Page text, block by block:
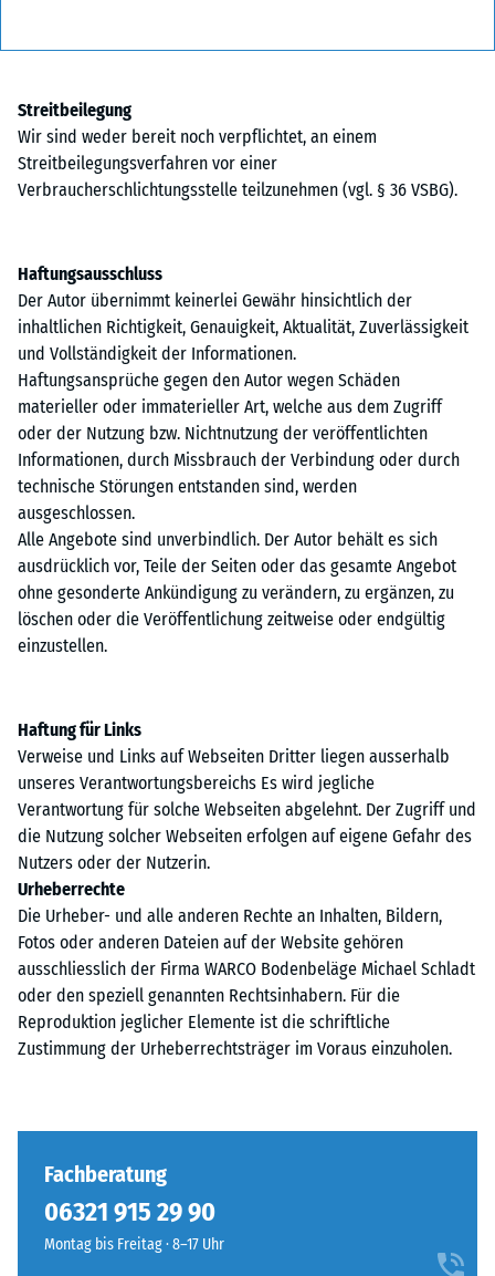
Streitbeilegung
Wir sind weder bereit noch verpflichtet, an einem
Streitbeilegungsverfahren vor einer
Verbraucherschlichtungsstelle teilzunehmen (vgl. § 36 VSBG).
Haftungsausschluss
Der Autor übernimmt keinerlei Gewähr hinsichtlich der
inhaltlichen Richtigkeit, Genauigkeit, Aktualität, Zuverlässigkeit
und Vollständigkeit der Informationen.
Haftungsansprüche gegen den Autor wegen Schäden
materieller oder immaterieller Art, welche aus dem Zugriff
oder der Nutzung bzw. Nichtnutzung der veröffentlichten
Informationen, durch Missbrauch der Verbindung oder durch
technische Störungen entstanden sind, werden
ausgeschlossen.
Alle Angebote sind unverbindlich. Der Autor behält es sich
ausdrücklich vor, Teile der Seiten oder das gesamte Angebot
ohne gesonderte Ankündigung zu verändern, zu ergänzen, zu
löschen oder die Veröffentlichung zeitweise oder endgültig
einzustellen.
Haftung für Links
Verweise und Links auf Webseiten Dritter liegen ausserhalb
unseres Verantwortungsbereichs Es wird jegliche
Verantwortung für solche Webseiten abgelehnt. Der Zugriff und
die Nutzung solcher Webseiten erfolgen auf eigene Gefahr des
Nutzers oder der Nutzerin.
Urheberrechte
Die Urheber- und alle anderen Rechte an Inhalten, Bildern,
Fotos oder anderen Dateien auf der Website gehören
ausschliesslich der Firma WARCO Bodenbeläge Michael Schladt
oder den speziell genannten Rechtsinhabern. Für die
Reproduktion jeglicher Elemente ist die schriftliche
Zustimmung der Urheberrechtsträger im Voraus einzuholen.
Fachberatung
06321 915 29 90
Montag bis Freitag · 8–17 Uhr